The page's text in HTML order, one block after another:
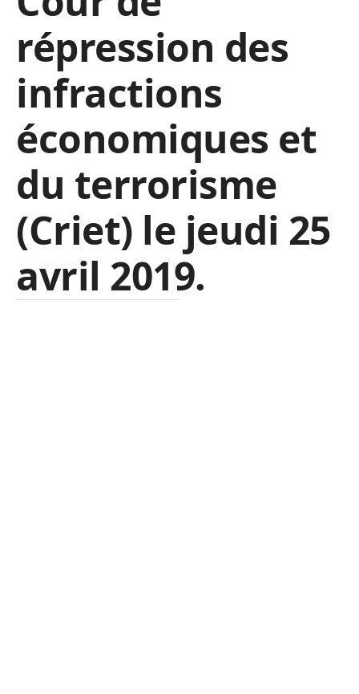
répression des
infractions
économiques et
du terrorisme
(Criet) le jeudi 25
avril 2019.